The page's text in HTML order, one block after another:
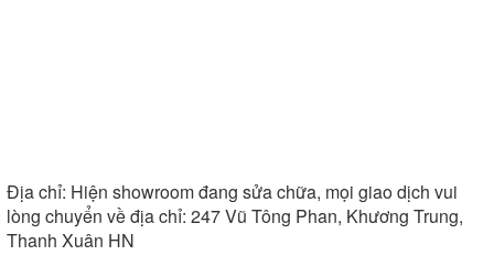
Địa chỉ: Hiện showroom đang sửa chữa, mọi giao dịch vui
lòng chuyển về địa chỉ: 247 Vũ Tông Phan, Khương Trung,
Thanh Xuân HN